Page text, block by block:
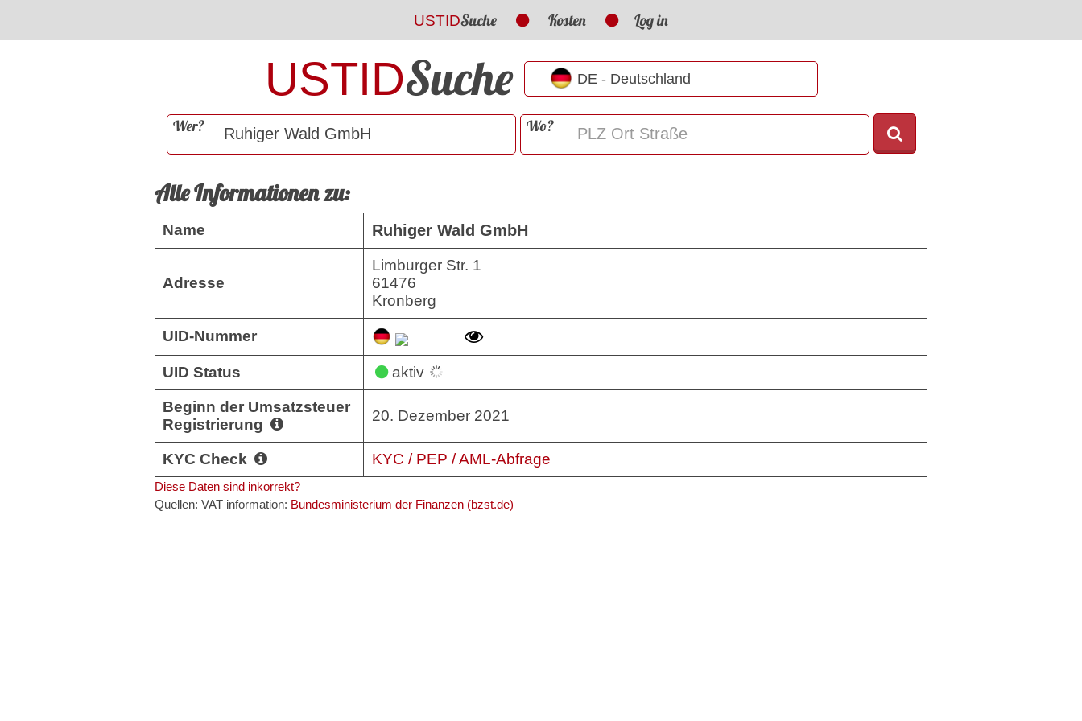
USTIDSuche Kosten Log in
USTIDSuche
Wer? Wo?
Alle Informationen zu:
Name Ruhiger Wald GmbH
Adresse
Limburger Str. 1
61476
Kronberg
UID-Nummer
UID Status aktiv
Beginn der Umsatzsteuer
Registrierung
20. Dezember 2021
KYC Check KYC / PEP / AML-Abfrage
Diese Daten sind inkorrekt?
Quellen: VAT information: Bundesministerium der Finanzen (bzst.de)